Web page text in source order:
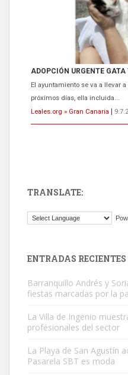
ADOPCIÓN URGENTE
El ayuntamiento se va a llevar
próximos días, ella incluida...
Leales.org » Gran Canaria
Este gato macho ha aparecido
Busco adopción responsable
TRANSLATE:
ENTRADAS RECIENTES
Barranquillo Andrés y
fiestas marcadas por la
La Villa de Ingenio
profesionales del sector
La Playa de San Agustín
Pasarela SBT es moda